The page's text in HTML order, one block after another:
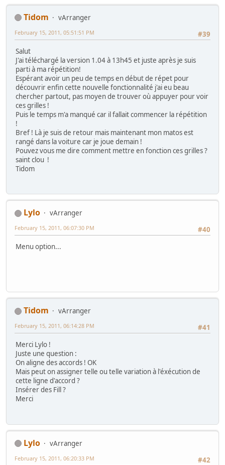
Tidom
vArranger
#39
February 15, 2011, 05:51:51 PM
Salut
J'ai téléchargé la version 1.04 à 13h45 et juste après je suis
parti à ma répétition!
Espérant avoir un peu de temps en début de répet pour
découvrir enfin cette nouvelle fonctionnalité j'ai eu beau
chercher partout, pas moyen de trouver où appuyer pour voir
ces grilles !
Puis le temps m'a manqué car il fallait commencer la répétition
!
Bref ! Là je suis de retour mais maintenant mon matos est
rangé dans la voiture car je joue demain !
Pouvez vous me dire comment mettre en fonction ces grilles ?
saint clou !
Tidom
Lylo
vArranger
#40
February 15, 2011, 06:07:30 PM
Menu option...
Tidom
vArranger
#41
February 15, 2011, 06:14:28 PM
Merci Lylo !
Juste une question :
On aligne des accords ! OK
Mais peut on assigner telle ou telle variation à l'éxécution de
cette ligne d'accord ?
Insérer des Fill ?
Merci
Lylo
vArranger
#42
February 15, 2011, 06:20:33 PM